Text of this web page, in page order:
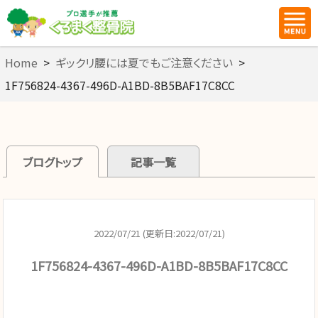
Home > ギックリ腰には夏でもご注意ください >
1F756824-4367-496D-A1BD-8B5BAF17C8CC
ブログトップ 記事一覧
2022/07/21 (更新日:2022/07/21)
1F756824-4367-496D-A1BD-8B5BAF17C8CC